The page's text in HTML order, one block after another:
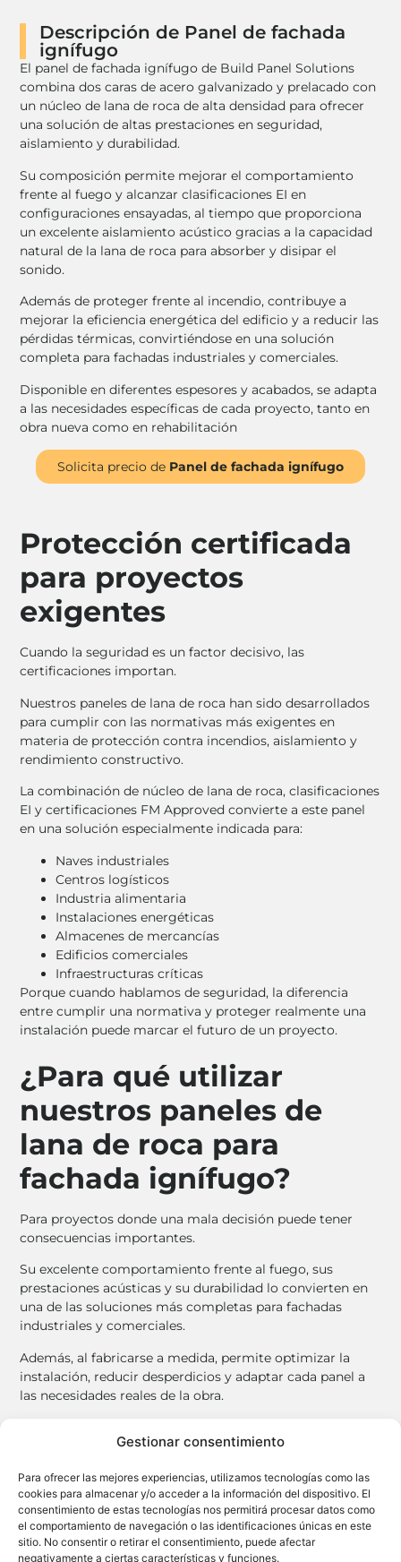
Gestionar consentimiento
Para ofrecer las mejores experiencias, utilizamos tecnologías como las
cookies para almacenar y/o acceder a la información del dispositivo. El
consentimiento de estas tecnologías nos permitirá procesar datos como
el comportamiento de navegación o las identificaciones únicas en este
sitio. No consentir o retirar el consentimiento, puede afectar
negativamente a ciertas características y funciones.
Descripción de Panel de fachada
ignífugo
El panel de fachada ignífugo de Build Panel Solutions
combina dos caras de acero galvanizado y prelacado con
un núcleo de lana de roca de alta densidad para ofrecer
una solución de altas prestaciones en seguridad,
aislamiento y durabilidad.
Su composición permite mejorar el comportamiento
frente al fuego y alcanzar clasificaciones EI en
configuraciones ensayadas, al tiempo que proporciona
un excelente aislamiento acústico gracias a la capacidad
natural de la lana de roca para absorber y disipar el
sonido.
Además de proteger frente al incendio, contribuye a
mejorar la eficiencia energética del edificio y a reducir las
pérdidas térmicas, convirtiéndose en una solución
completa para fachadas industriales y comerciales.
Disponible en diferentes espesores y acabados, se adapta
a las necesidades específicas de cada proyecto, tanto en
obra nueva como en rehabilitación
Solicita precio de Panel de fachada ignífugo
Protección certificada
para proyectos
exigentes
Cuando la seguridad es un factor decisivo, las
certificaciones importan.
Nuestros paneles de lana de roca han sido desarrollados
para cumplir con las normativas más exigentes en
materia de protección contra incendios, aislamiento y
rendimiento constructivo.
La combinación de núcleo de lana de roca, clasificaciones
EI y certificaciones FM Approved convierte a este panel
en una solución especialmente indicada para:
Naves industriales
Centros logísticos
Industria alimentaria
Instalaciones energéticas
Almacenes de mercancías
Edificios comerciales
Infraestructuras críticas
Porque cuando hablamos de seguridad, la diferencia
entre cumplir una normativa y proteger realmente una
instalación puede marcar el futuro de un proyecto.
¿Para qué utilizar
nuestros paneles de
lana de roca para
fachada ignífugo?
Para proyectos donde una mala decisión puede tener
consecuencias importantes.
Su excelente comportamiento frente al fuego, sus
prestaciones acústicas y su durabilidad lo convierten en
una de las soluciones más completas para fachadas
industriales y comerciales.
Además, al fabricarse a medida, permite optimizar la
instalación, reducir desperdicios y adaptar cada panel a
las necesidades reales de la obra.
especializado para elegir la solución más adecuada para
Solicita precio por m2